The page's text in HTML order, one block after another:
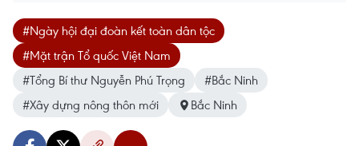
#Ngày hội đại đoàn kết toàn dân tộc
#Mặt trận Tổ quốc Việt Nam
#Tổng Bí thư Nguyễn Phú Trọng
#Bắc Ninh
#Xây dựng nông thôn mới
Bắc Ninh